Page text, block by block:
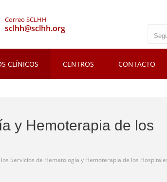
Correo SCLHH
sclhh@sclhh.org
CLÍNICOS CENTROS CONTACTO
y Hemoterapia de los
Servicios de Hematología y Hemoterapia de los